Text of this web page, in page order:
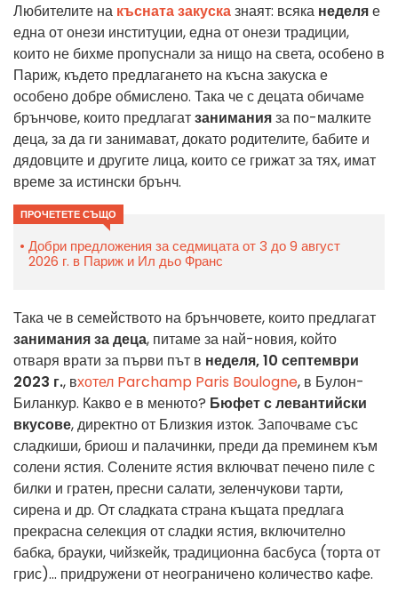
Любителите на късната закусказнаят: всяка неделяе
една от онези институции, една от онези традиции,
които не бихме пропуснали за нищо на света, особено в
Париж, където предлагането на късна закуска е
особено добре обмислено. Така че с децата обичаме
брънчове, които предлагатзаниманияза по-малките
деца, за да ги занимават, докато родителите, бабите и
дядовците и другите лица, които се грижат за тях, имат
време за истински брънч.
ПРОЧЕТЕТЕ СЪЩО
Добри предложения за седмицата от 3 до 9 август
2026 г. в Париж и Ил дьо Франс
Така че в семейството на брънчовете, които предлагат
занимания за деца, питаме за най-новия, който
отваря врати за първи път в неделя, 10 септември
2023 г., вхотел Parchamp Paris Boulogne, в Булон-
Биланкур. Какво е в менюто? Бюфет слевантийски
вкусове, директно от Близкия изток. Започваме със
сладкиши, бриош и палачинки, преди да преминем към
солени ястия. Солените ястия включват печено пиле с
билки и гратен, пресни салати, зеленчукови тарти,
сирена и др. От сладката страна къщата предлага
прекрасна селекция от сладки ястия, включително
бабка, брауки, чийзкейк, традиционна басбуса (торта от
грис)... придружени от неограничено количество кафе.